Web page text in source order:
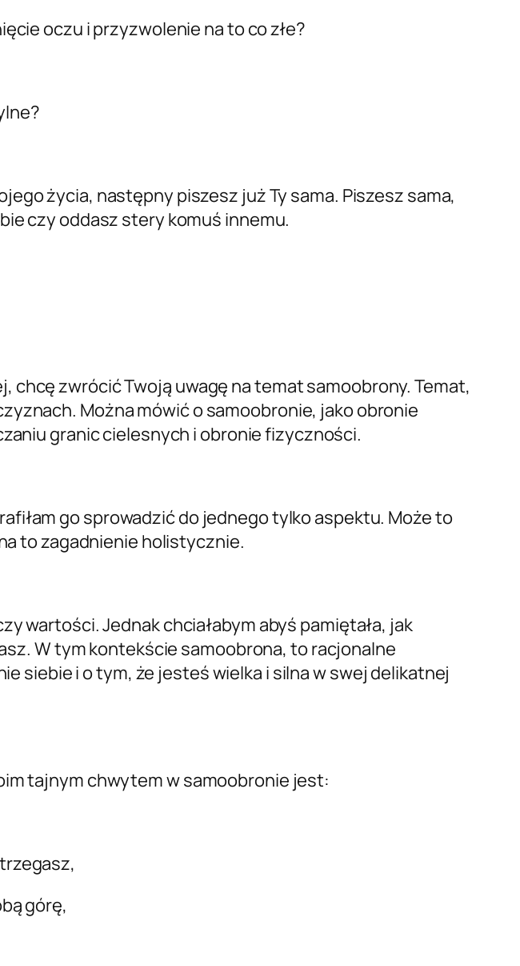
oczu i przyzwolenie na to co złe?
życia, następny piszesz już Ty sama. Piszesz sama,
czy oddasz stery komuś innemu.
chcę zwrócić Twoją uwagę na temat samoobrony. Temat,
Można mówić o samoobronie, jako obronie
granic cielesnych i obronie fizyczności.
go sprowadzić do jednego tylko aspektu. Może to
to zagadnienie holistycznie.
wartości. Jednak chciałabym abyś pamiętała, jak
W tym kontekście samoobrona, to racjonalne
siebie i o tym, że jesteś wielka i silna w swej delikatnej
tajnym chwytem w samoobronie jest:
górę,